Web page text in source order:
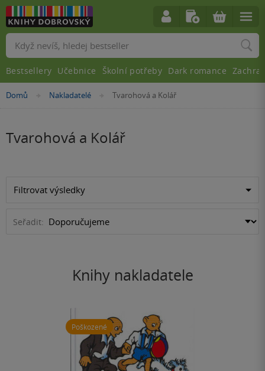
Nacházíte
Domů »
Nakladatelé »
Tvarohová a Kolář
Tvarohová a Kolář
Filtrovat výsledky
Seřadit:
Knihy nakladatele
Poškozené
Vyhledávání
Bestsellery Učebnice Školní potřeby Dark romance